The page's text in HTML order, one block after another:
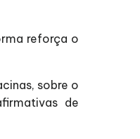
reforça o
sobre o
de